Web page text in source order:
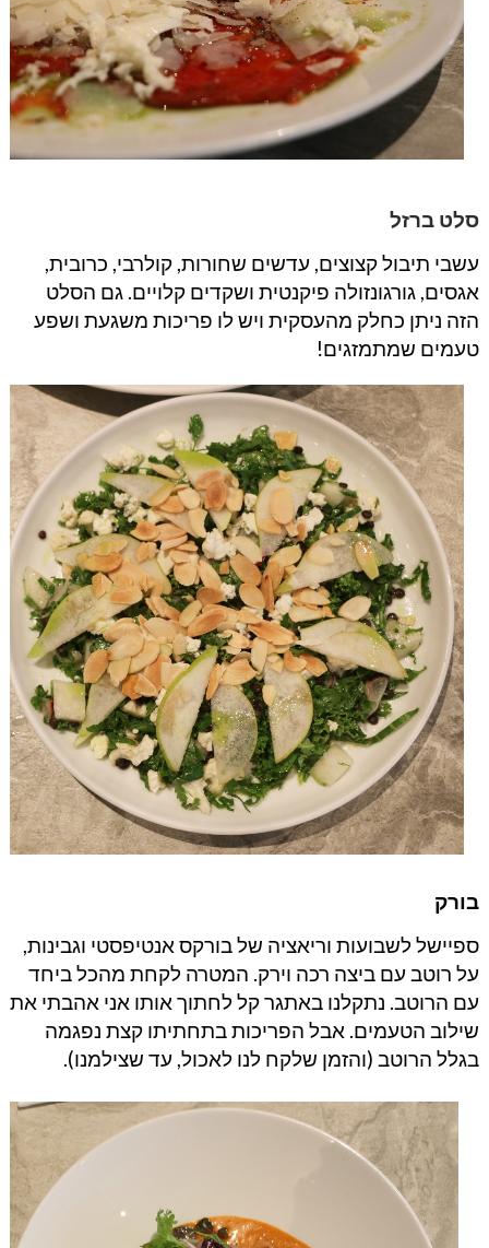
סלט ברזל
עשבי תיבול קצוצים, עדשים שחורות, קולרבי, כרובית,
אגסים, גורגונזולה פיקנטית ושקדים קלויים. גם הסלט
הזה ניתן כחלק מהעסקית ויש לו פריכות משגעת ושפע
טעמים שמתמזגים!
בורק
ספיישל לשבועות וריאציה של בורקס אנטיפסטי וגבינות,
על רוטב עם ביצה רכה וירק. המטרה לקחת מהכל ביחד
עם הרוטב. נתקלנו באתגר קל לחתוך אותו אני אהבתי את
שילוב הטעמים. אבל הפריכות בתחתיתו קצת נפגמה
בגלל הרוטב (והזמן שלקח לנו לאכול, עד שצילמנו).